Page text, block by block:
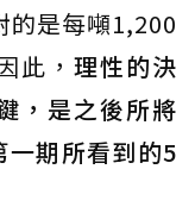
的是每噸1,200
此，理性的決
，是之後所將
一期所看到的5